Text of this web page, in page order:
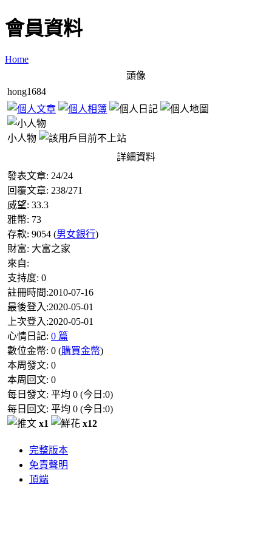
會員資料
Home
頭像
hong1684
小人物
詳細資料
發表文章: 24/24
回覆文章: 238/271
威望: 33.3
雅幣: 73
存款: 9054 (男女銀行)
財富: 大富之家
來自:
支持度: 0
註冊時間:2010-07-16
最後登入:2020-05-01
上次登入:2020-05-01
心情日記: 0 篇
數位金幣: 0 (購買金幣)
本周發文: 0
本周回文: 0
每日發文: 平均 0 (今日:0)
每日回文: 平均 0 (今日:0)
x1
x12
完整版本
免責聲明
頂端